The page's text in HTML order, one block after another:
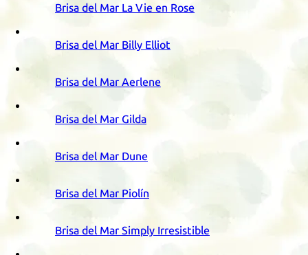
Brisa del Mar La Vie en Rose
Brisa del Mar Billy Elliot
Brisa del Mar Aerlene
Brisa del Mar Gilda
Brisa del Mar Dune
Brisa del Mar Piolín
Brisa del Mar Simply Irresistible